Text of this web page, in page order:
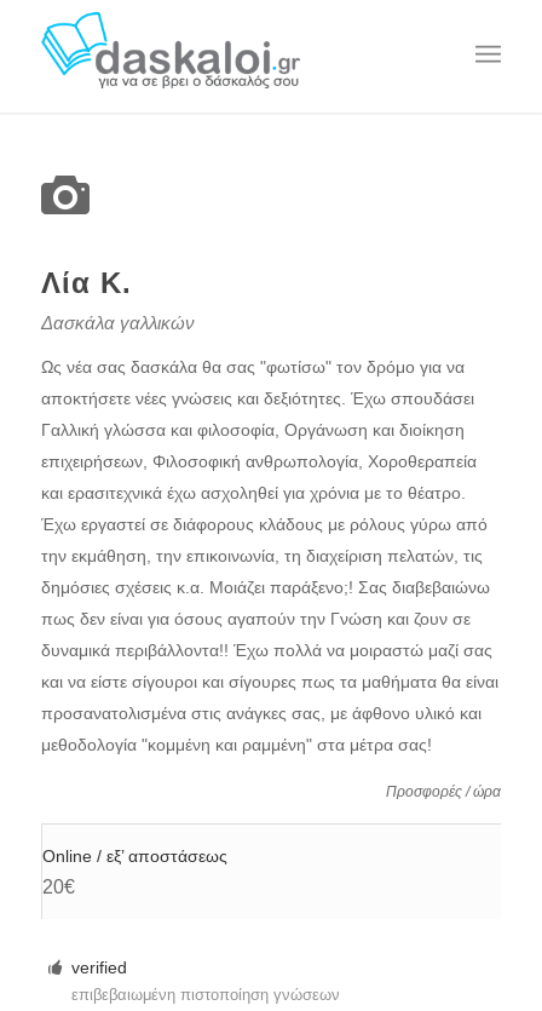
Λία Κ.
Δασκάλα γαλλικών
Ως νέα σας δασκάλα θα σας "φωτίσω" τον δρόμο για να
αποκτήσετε νέες γνώσεις και δεξιότητες. Έχω σπουδάσει
Γαλλική γλώσσα και φιλοσοφία, Οργάνωση και διοίκηση
επιχειρήσεων, Φιλοσοφική ανθρωπολογία, Χοροθεραπεία
και ερασιτεχνικά έχω ασχοληθεί για χρόνια με το θέατρο.
Έχω εργαστεί σε διάφορους κλάδους με ρόλους γύρω από
την εκμάθηση, την επικοινωνία, τη διαχείριση πελατών, τις
δημόσιες σχέσεις κ.α. Μοιάζει παράξενο;! Σας διαβεβαιώνω
πως δεν είναι για όσους αγαπούν την Γνώση και ζουν σε
δυναμικά περιβάλλοντα!! Έχω πολλά να μοιραστώ μαζί σας
και να είστε σίγουροι και σίγουρες πως τα μαθήματα θα είναι
προσανατολισμένα στις ανάγκες σας, με άφθονο υλικό και
μεθοδολογία "κομμένη και ραμμένη" στα μέτρα σας!
Προσφορές / ώρα
Online / εξ’ αποστάσεως
20€
verified
επιβεβαιωμένη πιστοποίηση γνώσεων